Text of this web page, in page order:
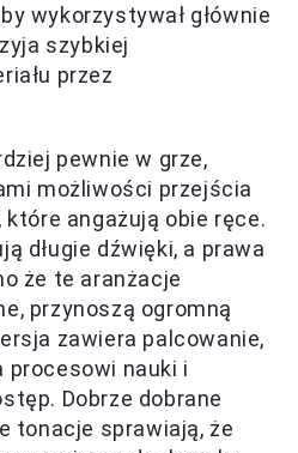
wykorzystywał głównie
szybkiej
przez
pewnie w grze,
możliwości przejścia
, które angażują obie ręce.
długie dźwięki, a prawa
że te aranżacje
przynoszą ogromną
zawiera palcowanie,
procesowi nauki i
Dobrze dobrane
tonacje sprawiają, że